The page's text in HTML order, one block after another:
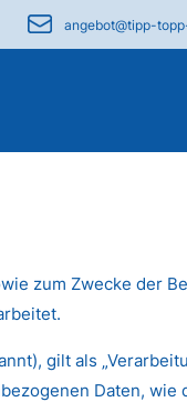
angebot@tipp-
zum Zwecke der
gilt als
Daten, wie